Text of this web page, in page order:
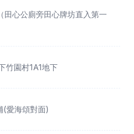
田心公廁旁田心牌坊直入第一
竹園村1A1地下
(愛海頌對面)